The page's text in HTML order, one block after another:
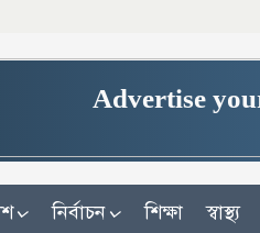
Advertise
নির্বাচন শিক্ষা স্বাস্থ্য